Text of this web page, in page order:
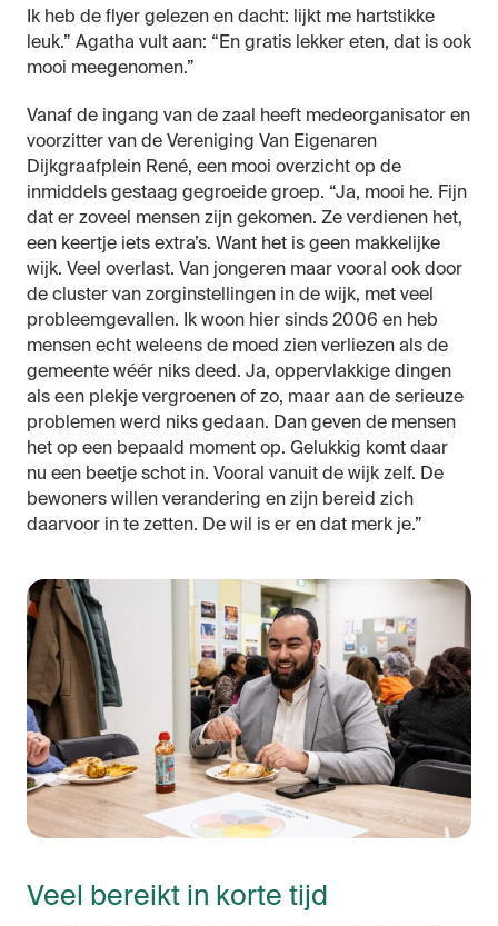
Ik heb de flyer gelezen en dacht: lijkt me hartstikke
leuk.” Agatha vult aan: “En gratis lekker eten, dat is ook
mooi meegenomen.”
Vanaf de ingang van de zaal heeft medeorganisator en
voorzitter van de Vereniging Van Eigenaren
Dijkgraafplein René, een mooi overzicht op de
inmiddels gestaag gegroeide groep. “Ja, mooi he. Fijn
dat er zoveel mensen zijn gekomen. Ze verdienen het,
een keertje iets extra’s. Want het is geen makkelijke
wijk. Veel overlast. Van jongeren maar vooral ook door
de cluster van zorginstellingen in de wijk, met veel
probleemgevallen. Ik woon hier sinds 2006 en heb
mensen echt weleens de moed zien verliezen als de
gemeente wéér niks deed. Ja, oppervlakkige dingen
als een plekje vergroenen of zo, maar aan de serieuze
problemen werd niks gedaan. Dan geven de mensen
het op een bepaald moment op. Gelukkig komt daar
nu een beetje schot in. Vooral vanuit de wijk zelf. De
bewoners willen verandering en zijn bereid zich
daarvoor in te zetten. De wil is er en dat merk je.”
Veel bereikt in korte tijd